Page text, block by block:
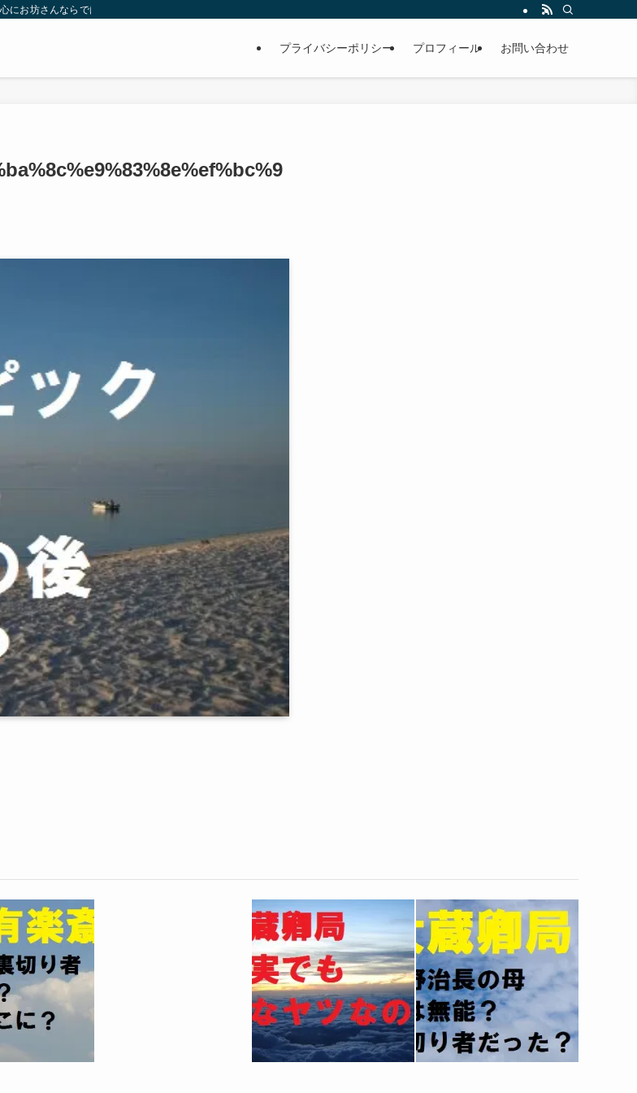
お坊さんならではの視点から調査・推理します。３０代男性。雪国のお寺で修行中。
プライバシーポリシー プロフィール お問い合わせ